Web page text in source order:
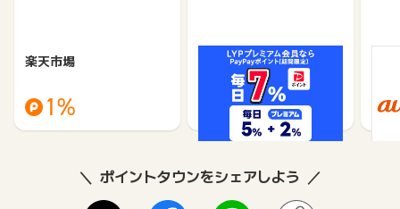
楽天市場
1%
Yahoo!ショッピング
1%
ポイントタウンをシェアしよう